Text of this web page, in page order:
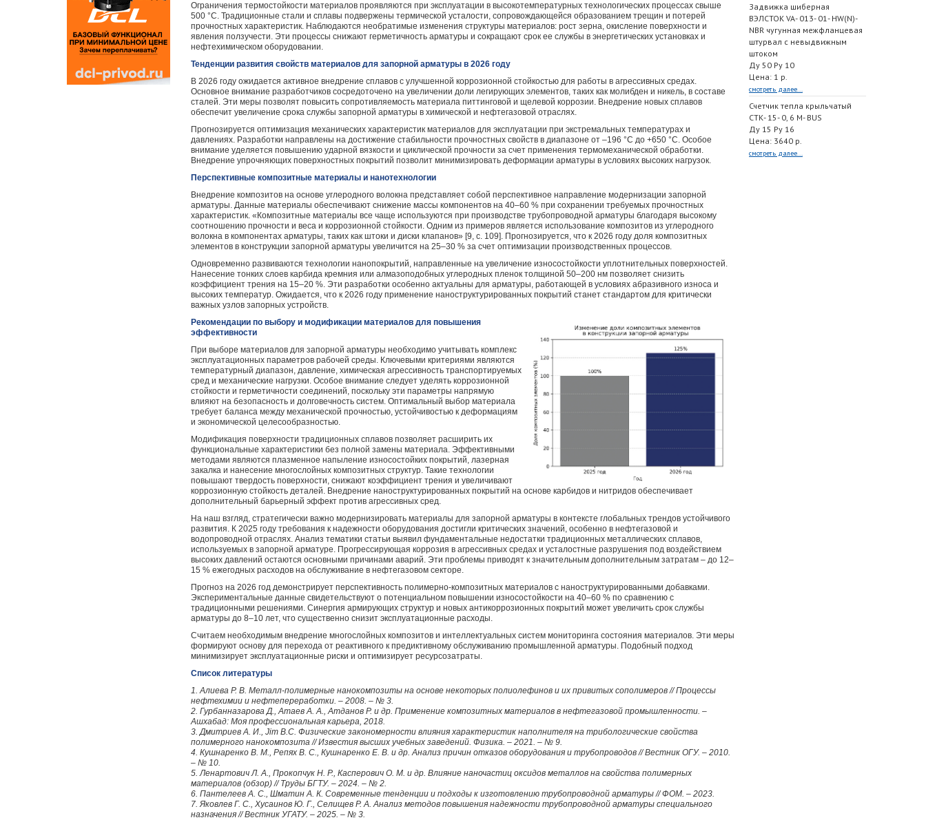
Ограничения термостойкости материалов проявляются при эксплуатации в высокотемпературных технологических процессах свыше
500 °C. Традиционные стали и сплавы подвержены термической усталости, сопровождающейся образованием трещин и потерей
прочностных характеристик. Наблюдаются необратимые изменения структуры материалов: рост зерна, окисление поверхности и
явления ползучести. Эти процессы снижают герметичность арматуры и сокращают срок ее службы в энергетических установках и
нефтехимическом оборудовании.
Тенденции развития свойств материалов для запорной арматуры в 2026 году
В 2026 году ожидается активное внедрение сплавов с улучшенной коррозионной стойкостью для работы в агрессивных средах.
Основное внимание разработчиков сосредоточено на увеличении доли легирующих элементов, таких как молибден и никель, в составе
сталей. Эти меры позволят повысить сопротивляемость материала питтинговой и щелевой коррозии. Внедрение новых сплавов
обеспечит увеличение срока службы запорной арматуры в химической и нефтегазовой отраслях.
Прогнозируется оптимизация механических характеристик материалов для эксплуатации при экстремальных температурах и
давлениях. Разработки направлены на достижение стабильности прочностных свойств в диапазоне от –196 °C до +650 °C. Особое
внимание уделяется повышению ударной вязкости и циклической прочности за счет применения термомеханической обработки.
Внедрение упрочняющих поверхностных покрытий позволит минимизировать деформации арматуры в условиях высоких нагрузок.
Перспективные композитные материалы и нанотехнологии
Внедрение композитов на основе углеродного волокна представляет собой перспективное направление модернизации запорной
арматуры. Данные материалы обеспечивают снижение массы компонентов на 40–60 % при сохранении требуемых прочностных
характеристик. «Композитные материалы все чаще используются при производстве трубопроводной арматуры благодаря высокому
соотношению прочности и веса и коррозионной стойкости. Одним из примеров является использование композитов из углеродного
волокна в компонентах арматуры, таких как штоки и диски клапанов» [9, c. 109]. Прогнозируется, что к 2026 году доля композитных
элементов в конструкции запорной арматуры увеличится на 25–30 % за счет оптимизации производственных процессов.
Одновременно развиваются технологии нанопокрытий, направленные на увеличение износостойкости уплотнительных поверхностей.
Нанесение тонких слоев карбида кремния или алмазоподобных углеродных пленок толщиной 50–200 нм позволяет снизить
коэффициент трения на 15–20 %. Эти разработки особенно актуальны для арматуры, работающей в условиях абразивного износа и
высоких температур. Ожидается, что к 2026 году применение наноструктурированных покрытий станет стандартом для критически
важных узлов запорных устройств.
Рекомендации по выбору и модификации материалов для повышения
эффективности
При выборе материалов для запорной арматуры необходимо учитывать комплекс
эксплуатационных параметров рабочей среды. Ключевыми критериями являются
температурный диапазон, давление, химическая агрессивность транспортируемых
сред и механические нагрузки. Особое внимание следует уделять коррозионной
стойкости и герметичности соединений, поскольку эти параметры напрямую
влияют на безопасность и долговечность систем. Оптимальный выбор материала
требует баланса между механической прочностью, устойчивостью к деформациям
и экономической целесообразностью.
Модификация поверхности традиционных сплавов позволяет расширить их
функциональные характеристики без полной замены материала. Эффективными
методами являются плазменное напыление износостойких покрытий, лазерная
закалка и нанесение многослойных композитных структур. Такие технологии
повышают твердость поверхности, снижают коэффициент трения и увеличивают
коррозионную стойкость деталей. Внедрение наноструктурированных покрытий на основе карбидов и нитридов обеспечивает
дополнительный барьерный эффект против агрессивных сред.
На наш взгляд, стратегически важно модернизировать материалы для запорной арматуры в контексте глобальных трендов устойчивого
развития. К 2025 году требования к надежности оборудования достигли критических значений, особенно в нефтегазовой и
водопроводной отраслях. Анализ тематики статьи выявил фундаментальные недостатки традиционных металлических сплавов,
используемых в запорной арматуре. Прогрессирующая коррозия в агрессивных средах и усталостные разрушения под воздействием
высоких давлений остаются основными причинами аварий. Эти проблемы приводят к значительным дополнительным затратам – до 12–
15 % ежегодных расходов на обслуживание в нефтегазовом секторе.
Прогноз на 2026 год демонстрирует перспективность полимерно-композитных материалов с наноструктурированными добавками.
Экспериментальные данные свидетельствуют о потенциальном повышении износостойкости на 40–60 % по сравнению с
традиционными решениями. Синергия армирующих структур и новых антикоррозионных покрытий может увеличить срок службы
арматуры до 8–10 лет, что существенно снизит эксплуатационные расходы.
Считаем необходимым внедрение многослойных композитов и интеллектуальных систем мониторинга состояния материалов. Эти меры
формируют основу для перехода от реактивного к предиктивному обслуживанию промышленной арматуры. Подобный подход
минимизирует эксплуатационные риски и оптимизирует ресурсозатраты.
Список литературы
1. Алиева Р. В. Металл-полимерные нанокомпозиты на основе некоторых полиолефинов и их привитых сополимеров // Процессы
нефтехимии и нефтепереработки. – 2008. – № 3.
2. Гурбанназарова Д., Атаев А. А., Атданов Р. и др. Применение композитных материалов в нефтегазовой промышленности. –
Ашхабад: Моя профессиональная карьера, 2018.
3. Дмитриев А. И., Jim В.С. Физические закономерности влияния характеристик наполнителя на трибологические свойства
полимерного нанокомпозита // Известия высших учебных заведений. Физика. – 2021. – № 9.
4. Кушнаренко В. М., Репях В. С., Кушнаренко Е. В. и др. Анализ причин отказов оборудования и трубопроводов // Вестник ОГУ. – 2010.
– № 10.
5. Ленартович Л. А., Прокопчук Н. Р., Касперович О. М. и др. Влияние наночастиц оксидов металлов на свойства полимерных
материалов (обзор) // Труды БГТУ. – 2024. – № 2.
6. Пантелеев А. С., Шматин А. К. Современные тенденции и подходы к изготовлению трубопроводной арматуры // ФОМ. – 2023.
7. Яковлев Г. С., Хусаинов Ю. Г., Селищев Р. А. Анализ методов повышения надежности трубопроводной арматуры специального
назначения // Вестник УГАТУ. – 2025. – № 3.
Задвижка шиберная
ВЭЛСТОК VA- 013- 01- HW(N)-
NBR чугунная межфланцевая
штурвал с невыдвижным
штоком
Ду 50 Ру 10
Цена: 1 р.
смотреть далее...
Счетчик тепла крыльчатый
СТК- 15- 0, 6 M- BUS
Ду 15 Ру 16
Цена: 3640 р.
смотреть далее...